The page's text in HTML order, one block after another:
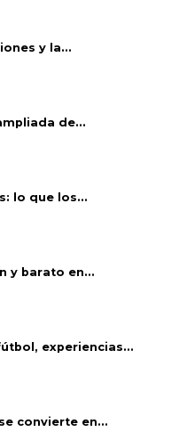
y la...
de...
lo que los...
y barato en...
experiencias...
convierte en...